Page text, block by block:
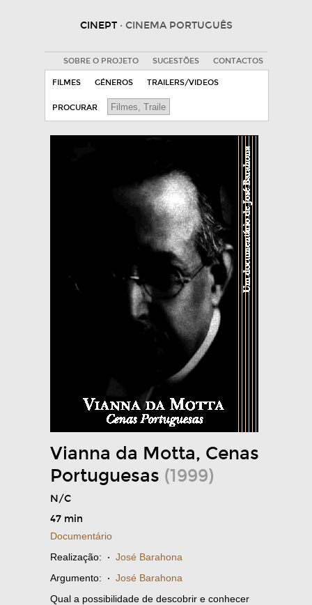
CINEPT · CINEMA PORTUGUÊS
SOBRE O PROJETO SUGESTÕES CONTACTOS
FILMES GÉNEROS TRAILERS/VIDEOS
PROCURAR
Vianna da Motta, Cenas
Portuguesas (1999)
N/C
47 min
Documentário
Realização: · José Barahona
Argumento: · José Barahona
Qual a possibilidade de descobrir e conhecer